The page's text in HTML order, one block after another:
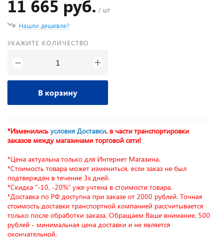
11 665 руб. / шт
Нашли дешевле?
УКАЖИТЕ КОЛИЧЕСТВО
− +
В корзину
*Изменились условия Доставки, в части транспортировки
заказов между магазинами торговой сети!
*Цена актуальна только для Интернет Магазина.
*Стоимость товара может измениться, если заказ не был
подтверждён в течение 3х дней.
*Скидка "-10, -20%" уже учтена в стоимости товара.
*Доставка по РФ доступна при заказе от 2000 рублей. Точная
стоимость доставки транспортной компанией рассчитывается
только после обработки заказа. Обращаем Ваше внимание, 500
рублей - минимальная цена доставки и не является
окончательной.